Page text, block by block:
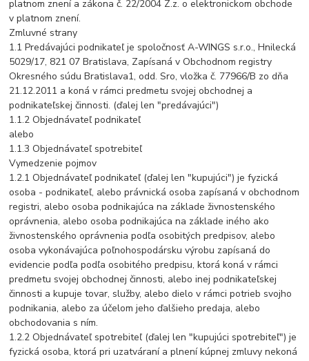
platnom znení a zákona č. 22/2004 Z.z. o elektronickom obchode
v platnom znení.
Zmluvné strany
1.1 Predávajúci podnikateľ je spoločnosť A-WINGS s.r.o., Hnilecká
5029/17, 821 07 Bratislava, Zapísaná v Obchodnom registry
Okresného súdu Bratislava1, odd. Sro, vložka č. 77966/B zo dňa
21.12.2011 a koná v rámci predmetu svojej obchodnej a
podnikateľskej činnosti. (ďalej len "predávajúci")
1.1.2 Objednávateľ podnikateľ
alebo
1.1.3 Objednávateľ spotrebiteľ
Vymedzenie pojmov
1.2.1 Objednávateľ podnikateľ (ďalej len "kupujúci") je fyzická
osoba - podnikateľ, alebo právnická osoba zapísaná v obchodnom
registri, alebo osoba podnikajúca na základe živnostenského
oprávnenia, alebo osoba podnikajúca na základe iného ako
živnostenského oprávnenia podľa osobitých predpisov, alebo
osoba vykonávajúca poľnohospodársku výrobu zapísaná do
evidencie podľa podľa osobitého predpisu, ktorá koná v rámci
predmetu svojej obchodnej činnosti, alebo inej podnikateľskej
činnosti a kupuje tovar, služby, alebo dielo v rámci potrieb svojho
podnikania, alebo za účelom jeho ďalšieho predaja, alebo
obchodovania s ním.
1.2.2 Objednávateľ spotrebiteľ (ďalej len "kupujúci spotrebiteľ") je
fyzická osoba, ktorá pri uzatváraní a plnení kúpnej zmluvy nekoná